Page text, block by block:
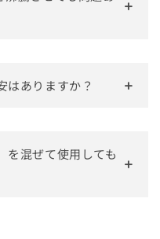
はありますか？
を混ぜて使用しても